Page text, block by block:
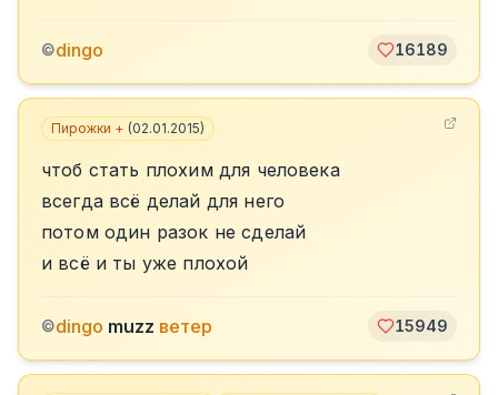
©dingo 16189
Пирожки + (02.01.2015)
чтоб стать плохим для человека
всегда всё делай для него
потом один разок не сделай
и всё и ты уже плохой
©dingo muzz ветер 15949